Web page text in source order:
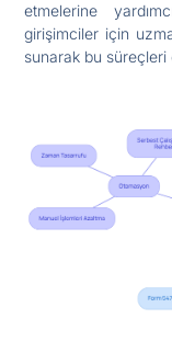
etmelerine
girişimciler için
sunarak bu süreçleri